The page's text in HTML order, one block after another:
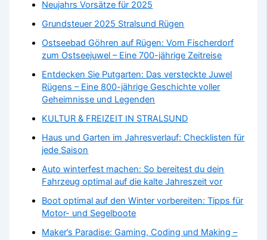
Neujahrs Vorsätze für 2025
Grundsteuer 2025 Stralsund Rügen
Ostseebad Göhren auf Rügen: Vom Fischerdorf
zum Ostseejuwel – Eine 700-jährige Zeitreise
Entdecken Sie Putgarten: Das versteckte Juwel
Rügens – Eine 800-jährige Geschichte voller
Geheimnisse und Legenden
KULTUR & FREIZEIT IN STRALSUND
Haus und Garten im Jahresverlauf: Checklisten für
jede Saison
Auto winterfest machen: So bereitest du dein
Fahrzeug optimal auf die kalte Jahreszeit vor
Boot optimal auf den Winter vorbereiten: Tipps für
Motor- und Segelboote
Maker’s Paradise: Gaming, Coding und Making –